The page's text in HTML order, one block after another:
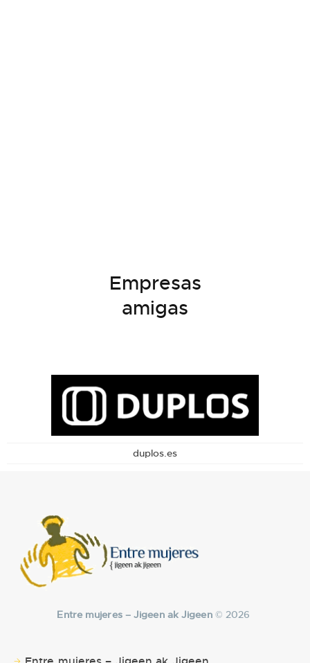
Empresas
amigas
duplos.es
Entre mujeres – Jigeen ak Jigeen © 2026